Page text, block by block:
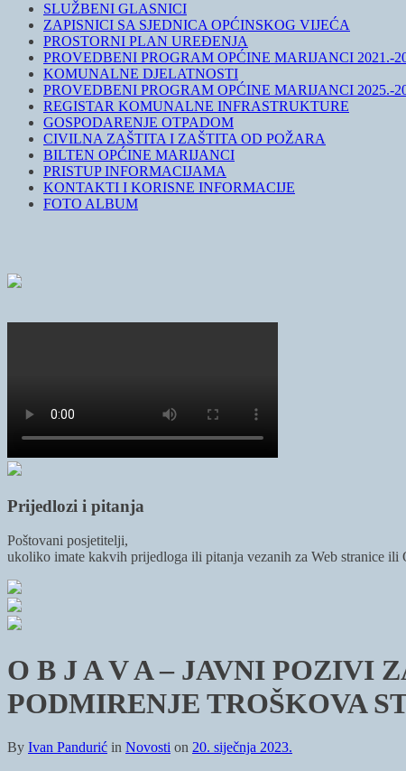
SLUŽBENI GLASNICI
ZAPISNICI SA SJEDNICA OPĆINSKOG VIJEĆA
PROSTORNI PLAN UREĐENJA
PROVEDBENI PROGRAM OPĆINE MARIJANCI 2021.-
KOMUNALNE DJELATNOSTI
PROVEDBENI PROGRAM OPĆINE MARIJANCI 2025.-
REGISTAR KOMUNALNE INFRASTRUKTURE
GOSPODARENJE OTPADOM
CIVILNA ZAŠTITA I ZAŠTITA OD POŽARA
BILTEN OPĆINE MARIJANCI
PRISTUP INFORMACIJAMA
KONTAKTI I KORISNE INFORMACIJE
FOTO ALBUM
Prijedlozi i pitanja
Poštovani posjetitelji,
ukoliko imate kakvih prijedloga ili pitanja vezanih za Web stranice
O B J A V A – JAVNI POZIVI
PODMIRENJE TROŠKOVA
By Ivan Pandurić in Novosti on 20. siječnja 2023.